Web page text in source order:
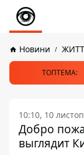
Новини
ТОПТЕМА:
10:10, 10
Добро
выглядит